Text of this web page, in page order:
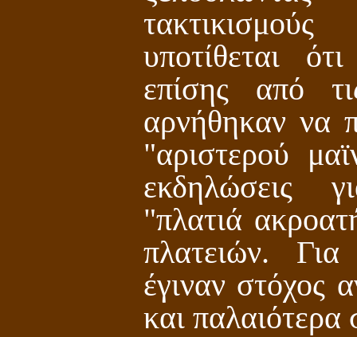
υποτίθεται
επίσης από
αρνήθηκαν να
"αριστερού
εκδηλώσεις
"πλατιά
πλατειών. Για
έγιναν στόχος
και παλαιότερα